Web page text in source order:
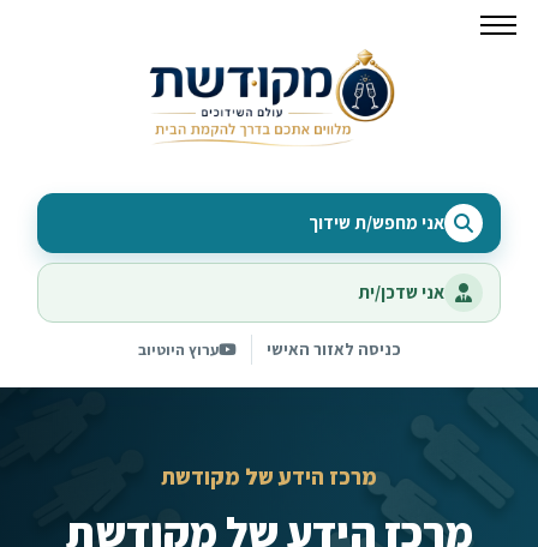
אני מחפש/ת שידוך
אני שדכן/ית
כניסה לאזור האישי ערוץ היוטיוב
מרכז הידע של מקודשת
מרכז הידע של מקודשת